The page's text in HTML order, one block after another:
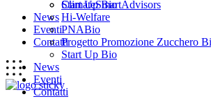
Start Up Bio
News
Eventi
Contatti
ClimateSmartAdvisors
Hi-Welfare
PNABio
Progetto Promozione Zucchero
Start Up Bio
News
Eventi
Contatti